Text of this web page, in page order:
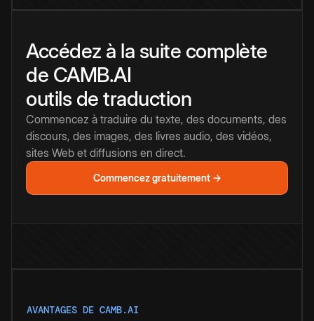
Accédez à la suite complète
de CAMB.AI
outils de traduction
Commencez à traduire du texte, des documents, des
discours, des images, des livres audio, des vidéos,
sites Web et diffusions en direct.
Commencez gratuitement →
AVANTAGES DE CAMB.AI